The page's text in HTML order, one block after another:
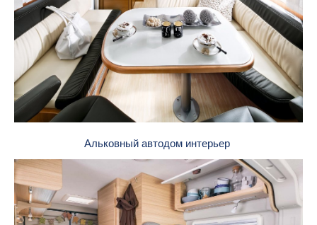
Альковный автодом интерьер